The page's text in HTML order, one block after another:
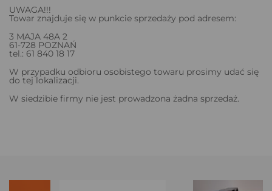
UWAGA!!!
Towar znajduje się w punkcie sprzedaży pod adresem:
3 MAJA 48A 2
61-728 POZNAŃ
tel.: 61 840 18 17
W przypadku odbioru osobistego towaru prosimy udać się
do tej lokalizacji.
W siedzibie firmy nie jest prowadzona żadna sprzedaż.